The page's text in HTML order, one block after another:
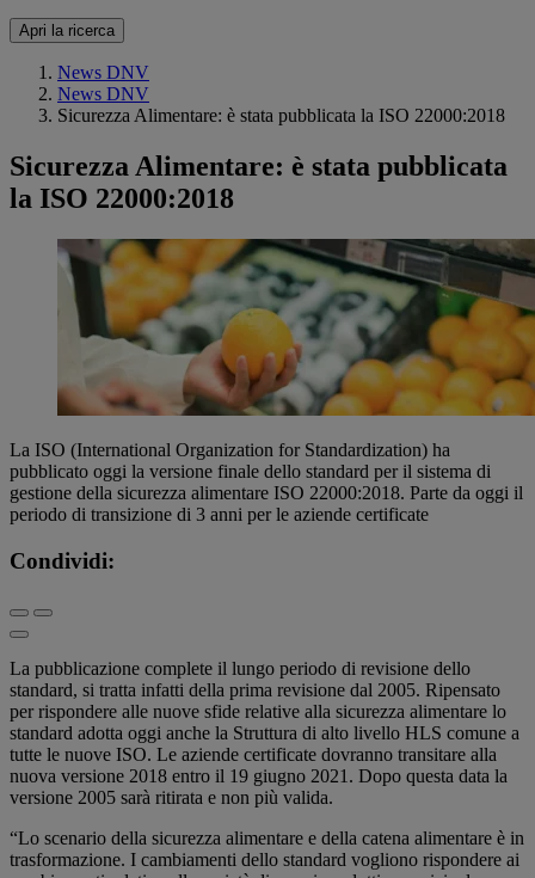
Apri la ricerca
News DNV
News DNV
Sicurezza Alimentare: è stata pubblicata la ISO 22000:2018
Sicurezza Alimentare: è stata pubblicata
la ISO 22000:2018
La ISO (International Organization for Standardization) ha
pubblicato oggi la versione finale dello standard per il sistema di
gestione della sicurezza alimentare ISO 22000:2018. Parte da oggi il
periodo di transizione di 3 anni per le aziende certificate
Condividi:
La pubblicazione complete il lungo periodo di revisione dello
standard, si tratta infatti della prima revisione dal 2005. Ripensato
per rispondere alle nuove sfide relative alla sicurezza alimentare lo
standard adotta oggi anche la Struttura di alto livello HLS comune a
tutte le nuove ISO. Le aziende certificate dovranno transitare alla
nuova versione 2018 entro il 19 giugno 2021. Dopo questa data la
versione 2005 sarà ritirata e non più valida.
“Lo scenario della sicurezza alimentare e della catena alimentare è in
trasformazione. I cambiamenti dello standard vogliono rispondere ai